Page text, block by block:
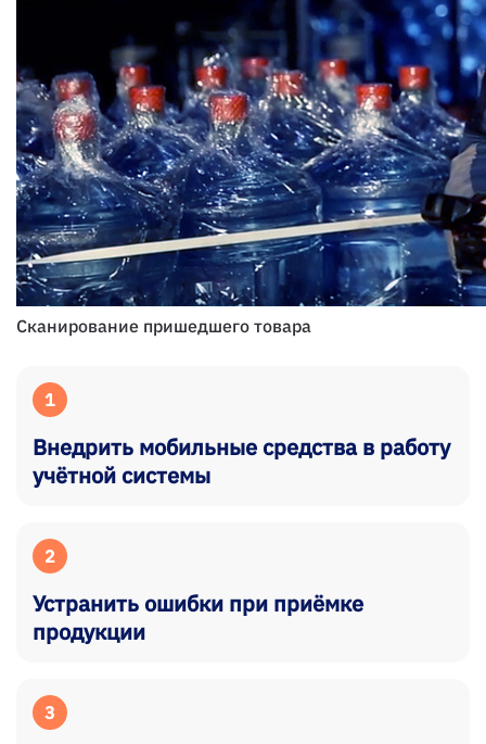
Сканирование пришедшего товара
1
Внедрить мобильные средства в работу
учётной системы
2
Устранить ошибки при приёмке
продукции
3